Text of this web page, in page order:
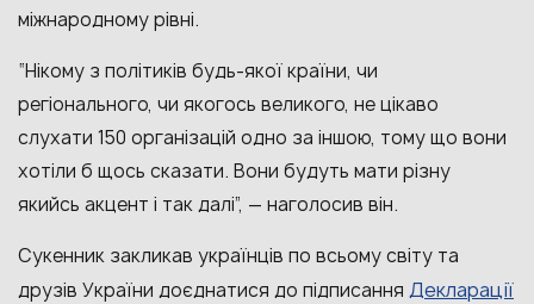
міжнародному рівні.
“Нікому з політиків будь-якої країни, чи
регіонального, чи якогось великого, не цікаво
слухати 150 організацій одно за іншою, тому що вони
хотіли б щось сказати. Вони будуть мати різну
якийсь акцент і так далі”, — наголосив він.
Сукенник закликав українців по всьому світу та
друзів України доєднатися до підписання Декларації